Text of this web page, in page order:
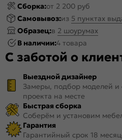
Сборка:от 2 200 руб
Самовывоз:из 5 пунктах
Образец:в 2 шоурумах
В наличии:4 товара
С заботой о
Выездной дизайнер
Замеры, подбор моделей и
проекта на месте
Быстрая сборка
Соберём и установим
Гарантия
Гарантийный срок 18